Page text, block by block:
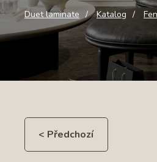
Duet laminate Katalog
< Předchozí